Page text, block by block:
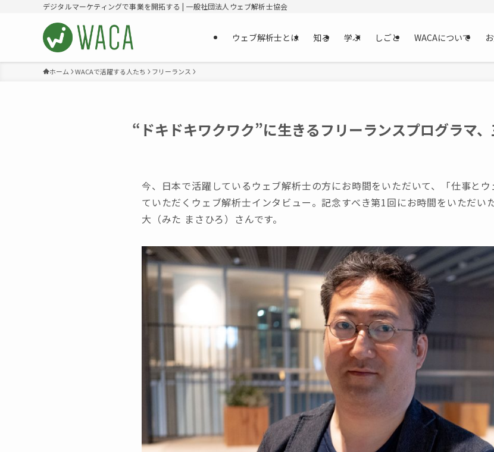
デジタルマーケティングで事業を開拓する | 一般社団法人ウェブ解析士協会
ウェブ解析士とは 知る 学ぶ しごと WACAについて
ホーム WACAで活躍する人たち フリーランス
“ドキドキワクワク”に生きるフリーランスプログラマ
今、日本で活躍しているウェブ解析士の方にお時間をいただいて、「仕事と
ていただくウェブ解析士インタビュー。記念すべき第1回にお時間をいただい
大（みた まさひろ）さんです。